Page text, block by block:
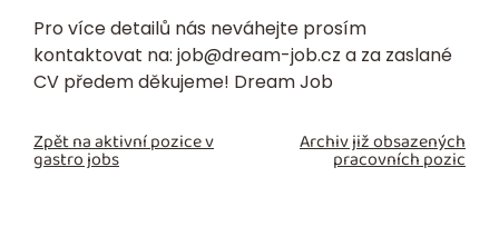
Pro více detailů nás neváhejte prosím
kontaktovat na: job@dream-job.cz a za zaslané
CV předem děkujeme! Dream Job
Zpět na aktivní pozice v
gastro jobs
Archiv již obsazených
pracovních pozic